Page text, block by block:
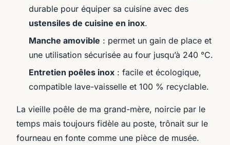
durable pour équiper sa cuisine avec des
ustensiles de cuisine en inox.
Manche amovible : permet un gain de place et
une utilisation sécurisée au four jusqu’à 240 °C.
Entretien poêles inox : facile et écologique,
compatible lave-vaisselle et 100 % recyclable.
La vieille poêle de ma grand-mère, noircie par le
temps mais toujours fidèle au poste, trônait sur le
fourneau en fonte comme une pièce de musée.